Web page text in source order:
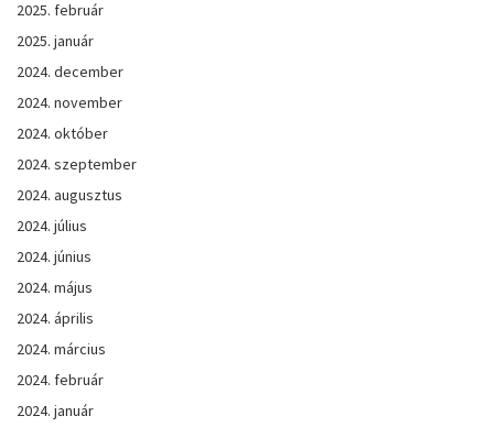
2025. február
2025. január
2024. december
2024. november
2024. október
2024. szeptember
2024. augusztus
2024. július
2024. június
2024. május
2024. április
2024. március
2024. február
2024. január